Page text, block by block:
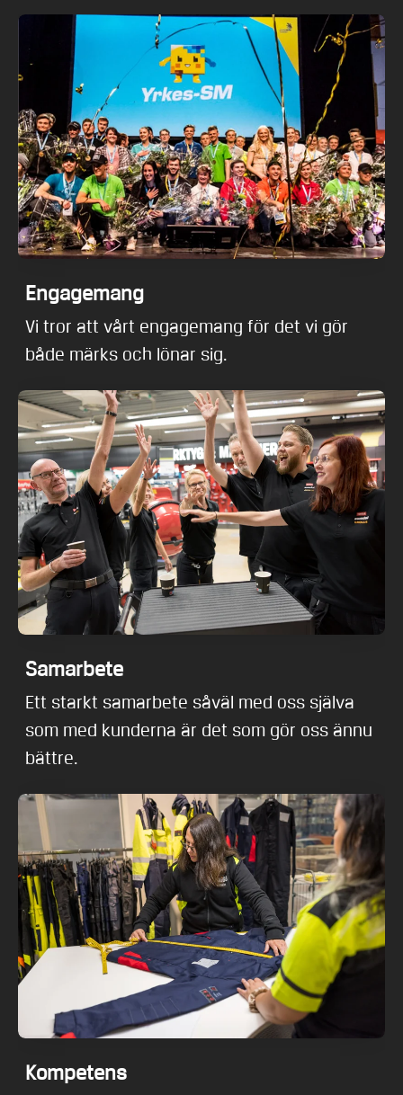
Engagemang
Vi tror att vårt engagemang för det vi gör
både märks och lönar sig.
Samarbete
Ett starkt samarbete såväl med oss själva
som med kunderna är det som gör oss ännu
bättre.
Kompetens